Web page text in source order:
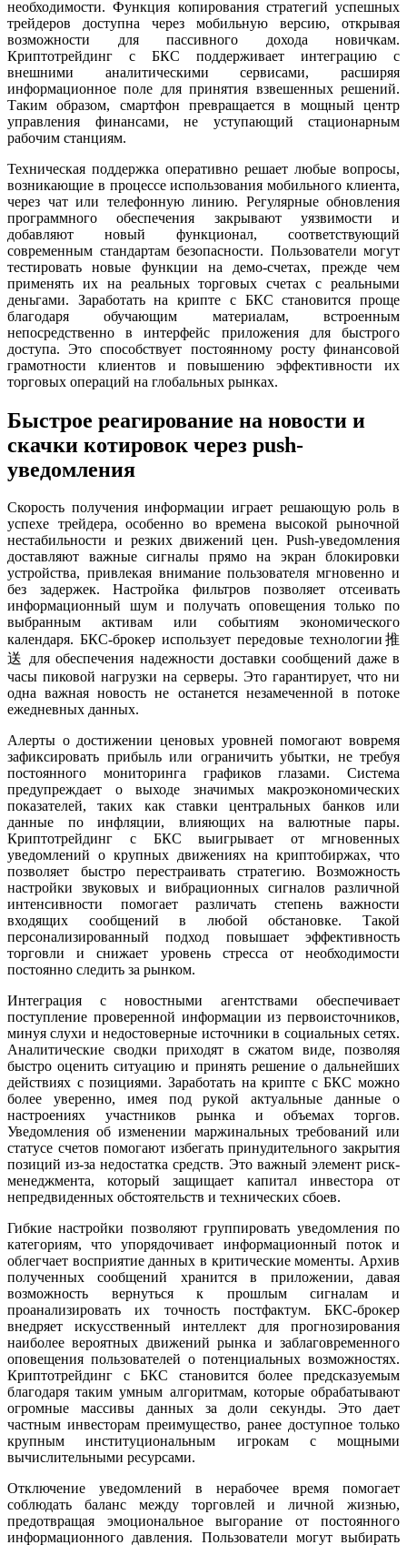
необходимости. Функция копирования стратегий успешных
трейдеров доступна через мобильную версию, открывая
возможности для пассивного дохода новичкам.
Криптотрейдинг с БКС поддерживает интеграцию с
внешними аналитическими сервисами, расширяя
информационное поле для принятия взвешенных решений.
Таким образом, смартфон превращается в мощный центр
управления финансами, не уступающий стационарным
рабочим станциям.
Техническая поддержка оперативно решает любые вопросы,
возникающие в процессе использования мобильного клиента,
через чат или телефонную линию. Регулярные обновления
программного обеспечения закрывают уязвимости и
добавляют новый функционал, соответствующий
современным стандартам безопасности. Пользователи могут
тестировать новые функции на демо-счетах, прежде чем
применять их на реальных торговых счетах с реальными
деньгами. Заработать на крипте с БКС становится проще
благодаря обучающим материалам, встроенным
непосредственно в интерфейс приложения для быстрого
доступа. Это способствует постоянному росту финансовой
грамотности клиентов и повышению эффективности их
торговых операций на глобальных рынках.
Быстрое реагирование на новости и
скачки котировок через push-
уведомления
Скорость получения информации играет решающую роль в
успехе трейдера, особенно во времена высокой рыночной
нестабильности и резких движений цен. Push-уведомления
доставляют важные сигналы прямо на экран блокировки
устройства, привлекая внимание пользователя мгновенно и
без задержек. Настройка фильтров позволяет отсеивать
информационный шум и получать оповещения только по
выбранным активам или событиям экономического
календаря. БКС-брокер использует передовые технологии推
送 для обеспечения надежности доставки сообщений даже в
часы пиковой нагрузки на серверы. Это гарантирует, что ни
одна важная новость не останется незамеченной в потоке
ежедневных данных.
Алерты о достижении ценовых уровней помогают вовремя
зафиксировать прибыль или ограничить убытки, не требуя
постоянного мониторинга графиков глазами. Система
предупреждает о выходе значимых макроэкономических
показателей, таких как ставки центральных банков или
данные по инфляции, влияющих на валютные пары.
Криптотрейдинг с БКС выигрывает от мгновенных
уведомлений о крупных движениях на криптобиржах, что
позволяет быстро перестраивать стратегию. Возможность
настройки звуковых и вибрационных сигналов различной
интенсивности помогает различать степень важности
входящих сообщений в любой обстановке. Такой
персонализированный подход повышает эффективность
торговли и снижает уровень стресса от необходимости
постоянно следить за рынком.
Интеграция с новостными агентствами обеспечивает
поступление проверенной информации из первоисточников,
минуя слухи и недостоверные источники в социальных сетях.
Аналитические сводки приходят в сжатом виде, позволяя
быстро оценить ситуацию и принять решение о дальнейших
действиях с позициями. Заработать на крипте с БКС можно
более уверенно, имея под рукой актуальные данные о
настроениях участников рынка и объемах торгов.
Уведомления об изменении маржинальных требований или
статусе счетов помогают избегать принудительного закрытия
позиций из-за недостатка средств. Это важный элемент риск-
менеджмента, который защищает капитал инвестора от
непредвиденных обстоятельств и технических сбоев.
Гибкие настройки позволяют группировать уведомления по
категориям, что упорядочивает информационный поток и
облегчает восприятие данных в критические моменты. Архив
полученных сообщений хранится в приложении, давая
возможность вернуться к прошлым сигналам и
проанализировать их точность постфактум. БКС-брокер
внедряет искусственный интеллект для прогнозирования
наиболее вероятных движений рынка и заблаговременного
оповещения пользователей о потенциальных возможностях.
Криптотрейдинг с БКС становится более предсказуемым
благодаря таким умным алгоритмам, которые обрабатывают
огромные массивы данных за доли секунды. Это дает
частным инвесторам преимущество, ранее доступное только
крупным институциональным игрокам с мощными
вычислительными ресурсами.
Отключение уведомлений в нерабочее время помогает
соблюдать баланс между торговлей и личной жизнью,
предотвращая эмоциональное выгорание от постоянного
информационного давления. Пользователи могут выбирать